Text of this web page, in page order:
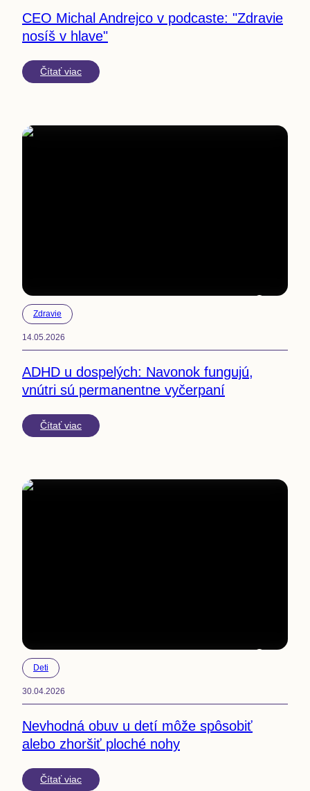
CEO Michal Andrejco v podcaste: "Zdravie
nosíš v hlave"
Čítať viac
14.05.2026
Zdravie
ADHD u dospelých: Navonok fungujú,
vnútri sú permanentne vyčerpaní
Čítať viac
30.04.2026
Deti
Nevhodná obuv u detí môže spôsobiť
alebo zhoršiť ploché nohy
Čítať viac